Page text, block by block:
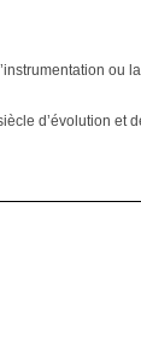
ou
d’évolution et